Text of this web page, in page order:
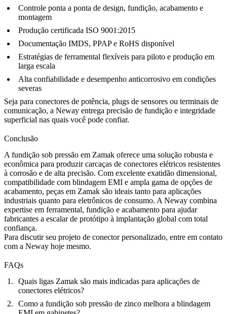
Controle ponta a ponta de design, fundição, acabamento e
montagem
Produção certificada ISO 9001:2015
Documentação IMDS, PPAP e RoHS disponível
Estratégias de ferramental flexíveis para piloto e produção em
larga escala
Alta confiabilidade e desempenho anticorrosivo em condições
severas
Seja para conectores de potência, plugs de sensores ou terminais de
comunicação, a Neway entrega precisão de fundição e integridade
superficial nas quais você pode confiar.
Conclusão
A fundição sob pressão em Zamak oferece uma solução robusta e
econômica para produzir carcaças de conectores elétricos resistentes
à corrosão e de alta precisão. Com excelente exatidão dimensional,
compatibilidade com blindagem EMI e ampla gama de opções de
acabamento, peças em Zamak são ideais tanto para aplicações
industriais quanto para eletrônicos de consumo. A Neway combina
expertise em ferramental, fundição e acabamento para ajudar
fabricantes a escalar de protótipo à implantação global com total
confiança.
Para discutir seu projeto de conector personalizado, entre em contato
com a Neway hoje mesmo.
FAQs
Quais ligas Zamak são mais indicadas para aplicações de
conectores elétricos?
Como a fundição sob pressão de zinco melhora a blindagem